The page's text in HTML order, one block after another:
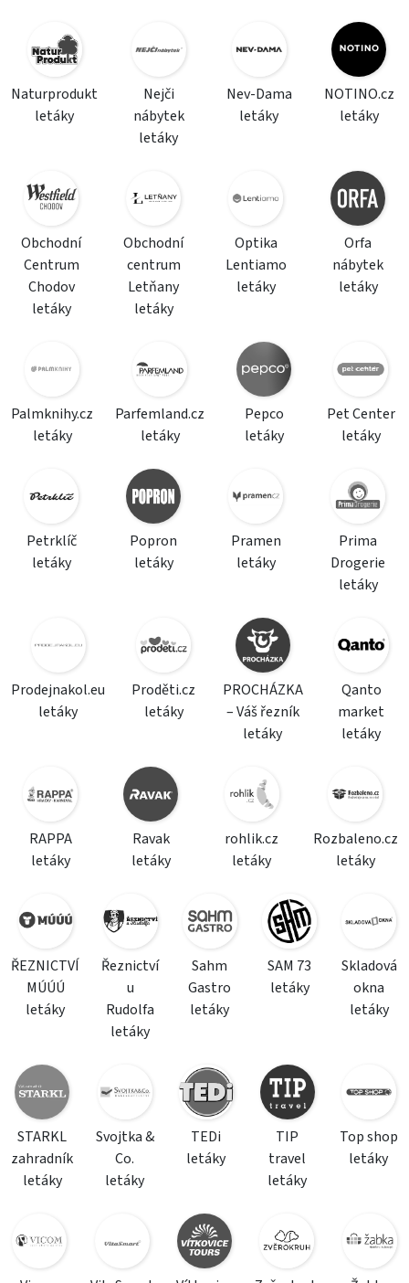
Naturprodukt
letáky
Nejči
nábytek
letáky
Nev-Dama
letáky
NOTINO.cz
letáky
Obchodní
Centrum
Chodov
letáky
Obchodní
centrum
Letňany
letáky
Optika
Lentiamo
letáky
Orfa
nábytek
letáky
Palmknihy.cz
letáky
Parfemland.cz
letáky
Pepco
letáky
Pet Center
letáky
Petrklíč
letáky
Popron
letáky
Pramen
letáky
Prima
Drogerie
letáky
Prodejnakol.eu
letáky
Proděti.cz
letáky
PROCHÁZKA
– Váš řezník
letáky
Qanto
market
letáky
RAPPA
letáky
Ravak
letáky
rohlik.cz
letáky
Rozbaleno.cz
letáky
ŘEZNICTVÍ
MÚÚÚ
letáky
Řeznictví
u
Rudolfa
letáky
Sahm
Gastro
letáky
SAM 73
letáky
Skladová
okna
letáky
STARKL
zahradník
letáky
Svojtka &
Co.
letáky
TEDi
letáky
TIP
travel
letáky
Top shop
letáky